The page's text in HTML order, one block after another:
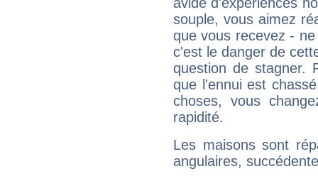
avide d'expériences
souple, vous aimez
que vous recevez -
c'est le danger de
question de stagner.
que l'ennui est
choses, vous
rapidité.
Les maisons sont
angulaires,